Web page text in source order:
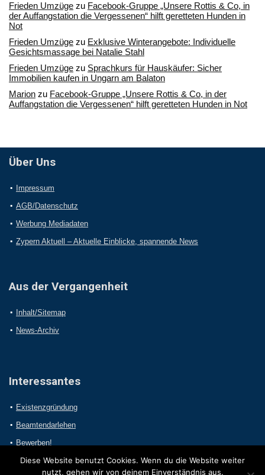
Frieden Umzüge zu Facebook-Gruppe „Unsere Rottis & Co, in
der Auffangstation die Vergessenen“ hilft geretteten Hunden in
Not
Frieden Umzüge zu Exklusive Winterangebote: Individuelle
Gesichtsmassage bei Natalie Stahl
Frieden Umzüge zu Sprachkurs für Hauskäufer: Sicher
Immobilien kaufen in Ungarn am Balaton
Marion zu Facebook-Gruppe „Unsere Rottis & Co, in der
Auffangstation die Vergessenen“ hilft geretteten Hunden in Not
Über Uns
Impressum
AGB/Datenschutz
Werbung Mediadaten
Zypern Aktuell – Aktuelle Einblicke, spannende News
Aus der Vergangenheit
Inhalt/Sitemap
News-Archiv
Interessantes
Existenzgründung
Beamtendarlehen
Bewerben!
Diese Website benutzt Cookies. Wenn du die Website weiter
nutzt, gehen wir von deinem Einverständnis aus.